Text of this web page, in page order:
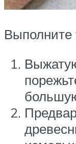
Выполните